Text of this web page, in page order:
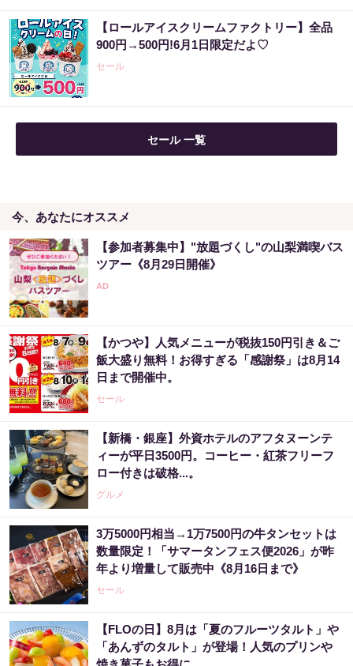
【当選した人が暴露】宝くじ運が動く時、必
ずある前触れ
PR（合同会社デジタルファーム ）
【ロールアイスクリームファクトリー】全品
900円→500円!6月1日限定だよ♡
セール
セール 一覧
今、あなたにオススメ
【参加者募集中】"放題づくし"の山梨満喫バス
ツアー《8月29日開催》
【かつや】人気メニューが税抜150円引き＆ご
飯大盛り無料！お得すぎる「感謝祭」は8月14
日まで開催中。
セール
【新橋・銀座】外資ホテルのアフタヌーンテ
ィーが平日3500円。コーヒー・紅茶フリーフ
ロー付きは破格...。
グルメ
3万5000円相当→1万7500円の牛タンセットは
数量限定！「サマータンフェス便2026」が昨
年より増量して販売中《8月16日まで》
セール
【FLOの日】8月は「夏のフルーツタルト」や
「あんずのタルト」が登場！人気のプリンや